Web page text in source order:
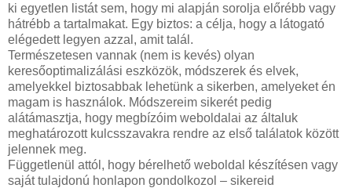
ki egyetlen listát sem, hogy mi alapján sorolja előrébb vagy
hátrébb a tartalmakat. Egy biztos: a célja, hogy a látogató
elégedett legyen azzal, amit talál.
Természetesen vannak (nem is kevés) olyan
keresőoptimalizálási eszközök, módszerek és elvek,
amelyekkel biztosabbak lehetünk a sikerben, amelyeket én
magam is használok. Módszereim sikerét pedig
alátámasztja, hogy megbízóim weboldalai az általuk
meghatározott kulcsszavakra rendre az első találatok között
jelennek meg.
Függetlenül attól, hogy bérelhető weboldal készítésen vagy
saját tulajdonú honlapon gondolkozol – sikereid